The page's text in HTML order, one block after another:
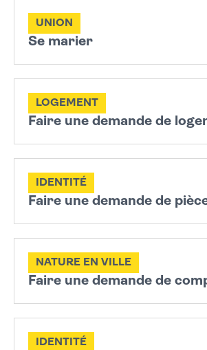
Besoin d’aide ?
Se marier
UNION
Faire une demande de
LOGEMENT
Faire une demande de
IDENTITÉ
Faire une demande de
NATURE EN VILLE
IDENTITÉ